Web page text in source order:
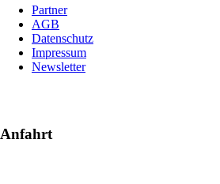
überspringen
Partner
AGB
Datenschutz
Impressum
Newsletter
Anfahrt